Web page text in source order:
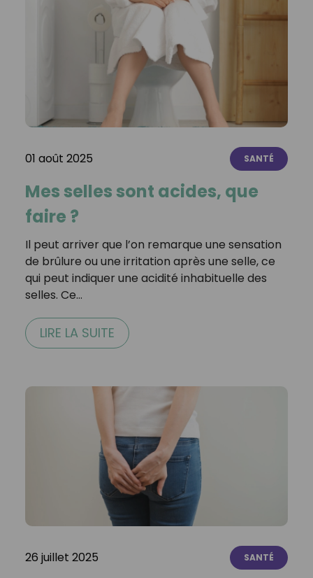
01 août 2025 SANTÉ
Mes selles sont acides, que
faire ?
Il peut arriver que l’on remarque une sensation
de brûlure ou une irritation après une selle, ce
qui peut indiquer une acidité inhabituelle des
selles. Ce…
LIRE LA SUITE
26 juillet 2025 SANTÉ